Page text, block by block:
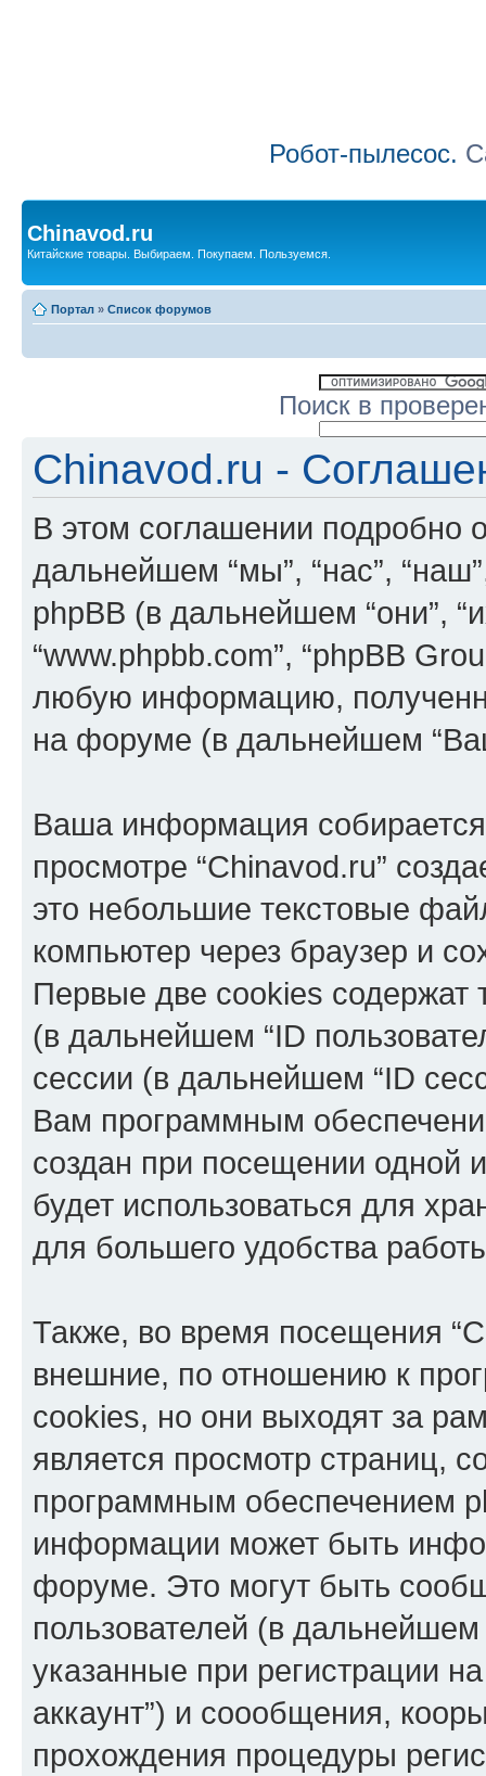
Робот-пылесос.
Chinavod.ru
Китайские товары. Выбираем. Покупаем. Пользуемся.
Портал » Список форумов
Поиск в
Chinavod.ru -
В этом соглашении подробно
дальнейшем “мы”, “нас”,
phpBB (в дальнейшем “они”,
“www.phpbb.com”, “phpBB
любую информацию,
на форуме (в дальнейшем
Ваша информация
просмотре “Chinavod.ru”
это небольшие текстовые
компьютер через браузер и
Первые две cookies содержат
(в дальнейшем “ID
сессии (в дальнейшем “ID
Вам программным
создан при посещении одной
будет использоваться для
для большего удобства
Также, во время посещения
внешние, по отношению к
cookies, но они выходят за
является просмотр страниц,
программным обеспечением
информации может быть
форуме. Это могут быть
пользователей (в
указанные при регистрации
аккаунт”) и соообщения,
прохождения процедуры